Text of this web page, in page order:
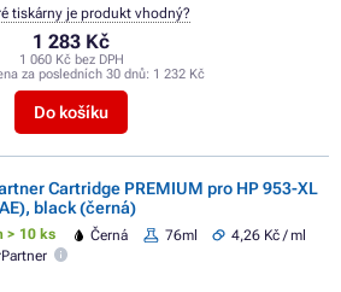
1 283 Kč
1 060 Kč bez DPH
za posledních 30 dnů: 1 232 Kč
Do košíku
tiskárny je produkt vhodný?
Cartridge PREMIUM pro HP 953-XL
black (černá)
> 10 ks Černá 76ml
4,26 Kč / ml